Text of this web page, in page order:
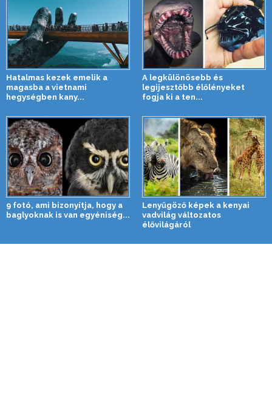
Hatalmas kezek emelik a
magasba a vietnami
hegységben kany...
A legkülönösebb és
legijesztőbb élőlényeket
fogja ki a ten...
9 fotó, ami bizonyítja, hogy a
baglyoknak is van egyéniség...
Lenyűgöző képek a kenyai
vadvilág változatos
élővilágáról